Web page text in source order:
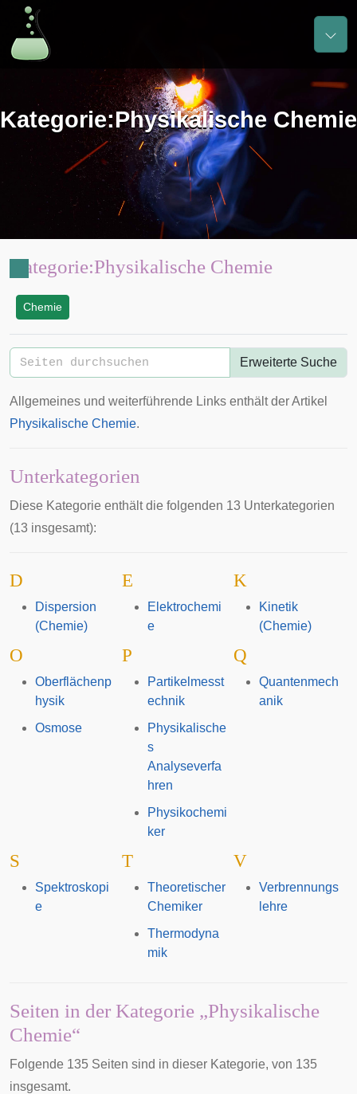
Kategorie:Physikalische Chemie
Kategorie:Physikalische Chemie
Chemie
Erweiterte Suche
Allgemeines und weiterführende Links enthält der Artikel
Physikalische Chemie.
Unterkategorien
Diese Kategorie enthält die folgenden 13 Unterkategorien
(13 insgesamt):
D
Dispersion
(Chemie)
E
Elektrochemi
e
K
Kinetik
(Chemie)
O
Oberflächenp
hysik
Osmose
P
Partikelmesst
echnik
Physikalische
s
Analyseverfa
hren
Physikochemi
ker
Q
Quantenmech
anik
S
Spektroskopi
e
T
Theoretischer
Chemiker
Thermodyna
mik
V
Verbrennungs
lehre
Seiten in der Kategorie „Physikalische
Chemie“
Folgende 135 Seiten sind in dieser Kategorie, von 135
insgesamt.